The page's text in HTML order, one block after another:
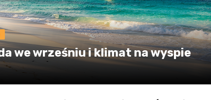
we wrześniu i klimat na wyspie